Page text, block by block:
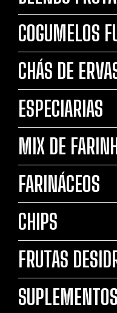
COGUMELOS
CHÁS DE
ESPECIARIAS
MIX DE
FARINÁCEOS
CHIPS
FRUTAS
SUPLEMENTOS